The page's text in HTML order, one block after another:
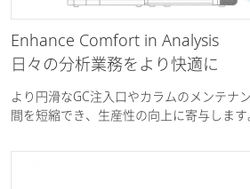
Enhance Comfort in Analysis
日々の分析業務をより快適に
より円滑なGC注入口やカラムのメンテナ
間を短縮でき、生産性の向上に寄与します